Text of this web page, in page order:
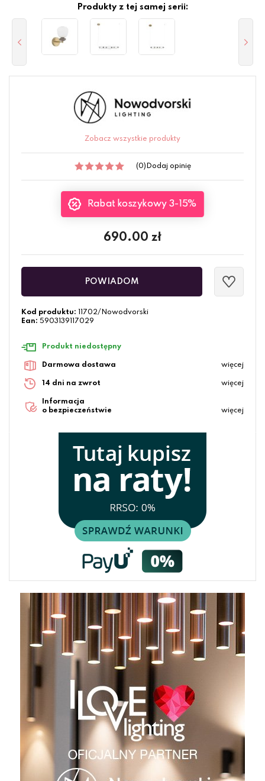
Produkty z tej samej serii:
Zobacz wszystkie produkty
(0) Dodaj opinię
Rabat koszykowy 3-15%
690.00 zł
POWIADOM
Kod produktu:
11702/Nowodvorski
Ean: 5903139117029
Produkt niedostępny
Darmowa dostawa więcej
14 dni na zwrot więcej
Informacja
o bezpieczeństwie
więcej